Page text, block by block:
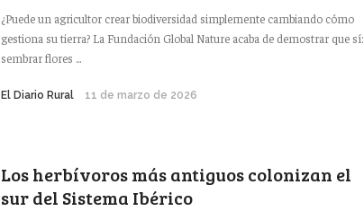
¿Puede un agricultor crear biodiversidad simplemente cambiando cómo
gestiona su tierra? La Fundación Global Nature acaba de demostrar que sí:
sembrar flores ...
El Diario Rural 11 de marzo de 2026
Los herbívoros más antiguos colonizan el
sur del Sistema Ibérico